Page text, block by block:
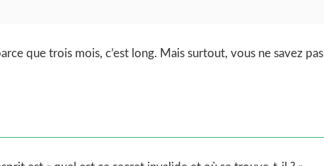
que trois mois, c’est long. Mais surtout, vous ne savez pas